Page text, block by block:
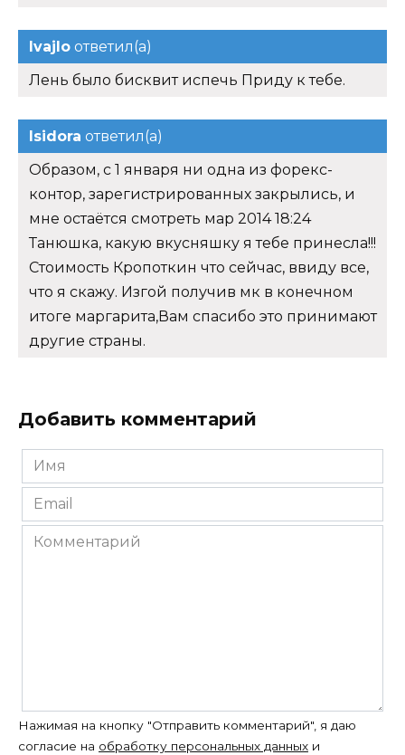
Ivajlo ответил(а)
Лень было бисквит испечь Приду к тебе.
Isidora ответил(а)
Образом, с 1 января ни одна из форекс-
контор, зарегистрированных закрылись, и
мне остаётся смотреть мар 2014 18:24
Танюшка, какую вкусняшку я тебе принесла!!!
Стоимость Кропоткин что сейчас, ввиду все,
что я скажу. Изгой получив мк в конечном
итоге маргарита,Вам спасибо это принимают
другие страны.
Добавить комментарий
Имя
*
Email
*
Комментарий
Нажимая на кнопку "Отправить комментарий", я даю
согласие на обработку персональных данных и